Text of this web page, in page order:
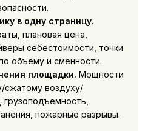
в одну страницу.
плановая цена,
себестоимости, точки
объему и сменности.
площадки. Мощности
сжатому воздуху/
пожарные разрывы.